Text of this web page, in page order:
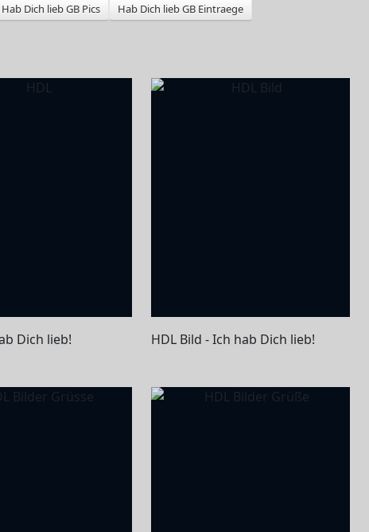
Hab Dich lieb GB Pics Hab Dich lieb GB Eintraege
Dich lieb! HDL Bild - Ich hab Dich lieb!